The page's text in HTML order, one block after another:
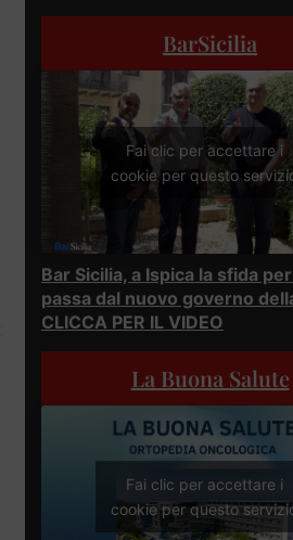
BarSicilia
Fai clic per accettare i
cookie per questo
Bar Sicilia, a Ispica la sfida
passa dal nuovo governo
CLICCA PER IL VIDEO
La Buona Salute
Fai clic per accettare i
cookie per questo